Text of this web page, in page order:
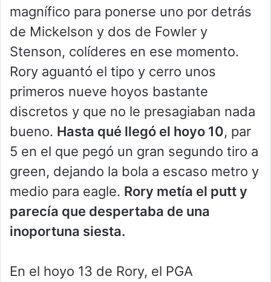
magnífico para ponerse uno por detrás
de Mickelson y dos de Fowler y
Stenson, colíderes en ese momento.
Rory aguantó el tipo y cerro unos
primeros nueve hoyos bastante
discretos y que no le presagiaban nada
bueno. Hasta qué llegó el hoyo 10, par
5 en el que pegó un gran segundo tiro a
green, dejando la bola a escaso metro y
medio para eagle. Rory metía el putt y
parecía que despertaba de una
inoportuna siesta.
En el hoyo 13 de Rory, el PGA